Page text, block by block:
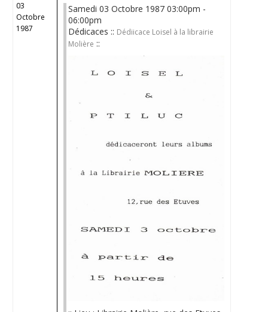
03
Octobre
1987
Samedi 03 Octobre 1987 03:00pm -
06:00pm
Dédicaces :: Dédiicace Loisel à la librairie
Molière ::